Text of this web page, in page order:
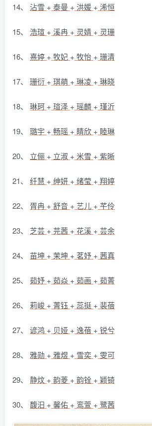
14、 沾雪 + 泰曼 + 洪媛 + 浠恒
15、 浩瑄 + 溪冉 + 灵婧 + 灵珊
16、 熹婷 + 牧妃 + 牧怡 + 珊清
17、 珊衍 + 琪萌 + 琳凌 + 琳晓
18、 琳珂 + 瑄泽 + 瑶麟 + 瑾沂
19、 璐宇 + 畅瑶 + 睛欣 + 睦琳
20、 立俪 + 立淑 + 米雪 + 紫晰
21、 纤慧 + 绅妍 + 绪莹 + 翔婷
22、 胥冉 + 舒音 + 艺儿 + 芊伶
23、 芝芸 + 芫茜 + 花溪 + 芸余
24、 苗坤 + 茉坤 + 茗妤 + 茜真
25、 茹妤 + 茹焱 + 茹画 + 茹菁
26、 莉峻 + 菁钰 + 蕊挺 + 裴蓓
27、 谚鸿 + 贝娅 + 逸蓓 + 锐兮
28、 雅勋 + 雅煜 + 雪奕 + 雯可
29、 静炆 + 韵菱 + 韵铨 + 颖锜
30、 馥汨 + 馨佑 + 鸾萱 + 鹭茜